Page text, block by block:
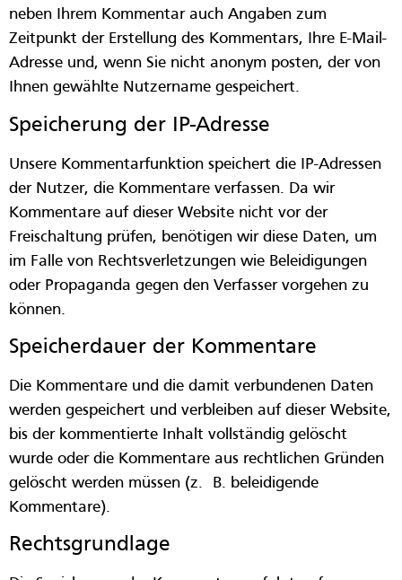
neben Ihrem Kommentar auch Angaben zum
Zeitpunkt der Erstellung des Kommentars, Ihre E-Mail-
Adresse und, wenn Sie nicht anonym posten, der von
Ihnen gewählte Nutzername gespeichert.
Speicherung der IP-Adresse
Unsere Kommentarfunktion speichert die IP-Adressen
der Nutzer, die Kommentare verfassen. Da wir
Kommentare auf dieser Website nicht vor der
Freischaltung prüfen, benötigen wir diese Daten, um
im Falle von Rechtsverletzungen wie Beleidigungen
oder Propaganda gegen den Verfasser vorgehen zu
können.
Speicherdauer der Kommentare
Die Kommentare und die damit verbundenen Daten
werden gespeichert und verbleiben auf dieser Website,
bis der kommentierte Inhalt vollständig gelöscht
wurde oder die Kommentare aus rechtlichen Gründen
gelöscht werden müssen (z. B. beleidigende
Kommentare).
Rechtsgrundlage